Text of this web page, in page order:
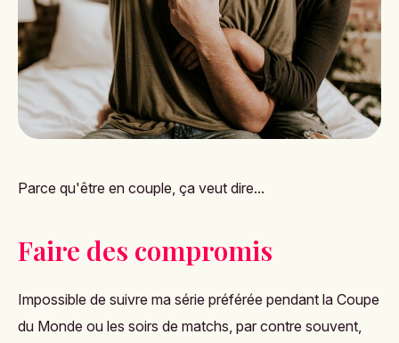
Parce qu'être en couple, ça veut dire...
Faire des compromis
Impossible de suivre ma série préférée pendant la Coupe
du Monde ou les soirs de matchs, par contre souvent,